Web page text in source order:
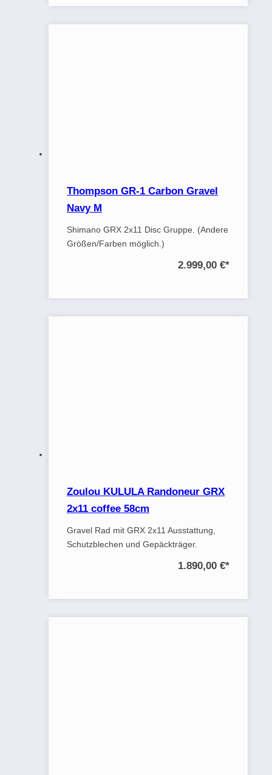
Thompson GR-1 Carbon Gravel
Navy M
Shimano GRX 2x11 Disc Gruppe. (Andere
Größen/Farben möglich.)
2.999,00 €*
Zoulou KULULA Randoneur GRX
2x11 coffee 58cm
Gravel Rad mit GRX 2x11 Ausstattung,
Schutzblechen und Gepäckträger.
1.890,00 €*